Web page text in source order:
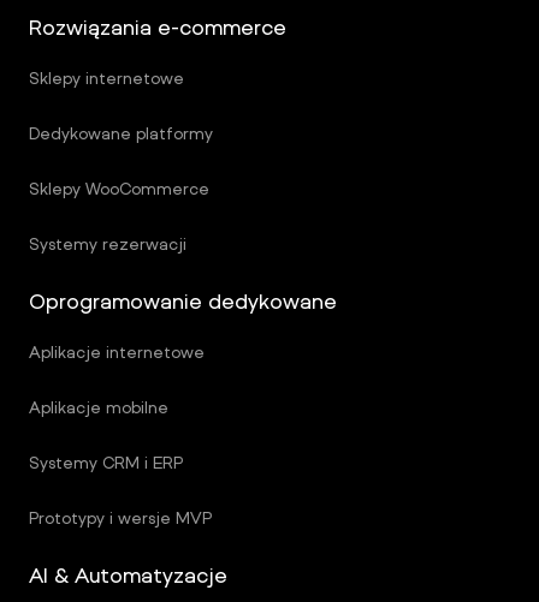
Rozwiązania e-commerce
Sklepy internetowe
Dedykowane platformy
Sklepy WooCommerce
Systemy rezerwacji
Oprogramowanie dedykowane
Aplikacje internetowe
Aplikacje mobilne
Systemy CRM i ERP
Prototypy i wersje MVP
AI & Automatyzacje